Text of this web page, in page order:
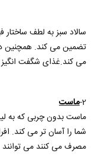
سالاد سبز به لطف ساختار
تضمین می کند. همچنین
می کند.غذای شگفت
2-ماست
ماست بدون چربی که به
مصرف می کنند می توانند